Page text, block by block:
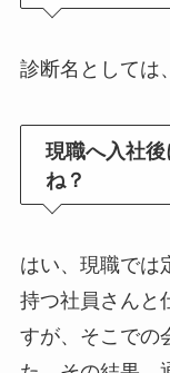
診断名としては
現職へ入社
ね？
はい、現職では
持つ社員さんと
すが、そこでの